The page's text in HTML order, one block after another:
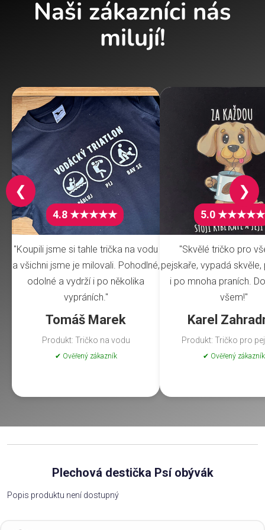
Naši zákazníci nás
milují!
4.8 ★★★★★
"Koupili jsme si tahle trička na vodu
a všichni jsme je milovali. Pohodlné,
odolné a vydrží i po několika
vypráních."
Tomáš Marek
Produkt: Tričko na vodu
✔ Ověřený zákazník
5.0 ★★★★★
"Skvělé tričko pro
pejskaře, vypadá
i po mnoha praních.
všem!"
Karel
Produkt: Tričko pro
✔ Ověřený zákazník
❮ ❯
Plechová destička Psí obývák
Popis produktu není dostupný